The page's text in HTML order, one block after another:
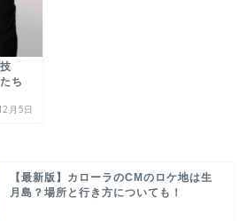
ち
月5日
【最新版】カローラのCMのロケ地は生
月島？場所と行き方についても！